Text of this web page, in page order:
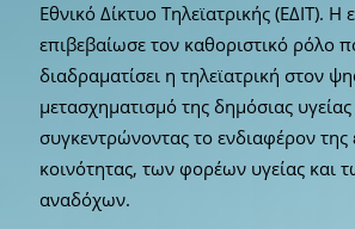
Εθνικό Δίκτυο Τηλεϊατρικής (ΕΔΙΤ).
επιβεβαίωσε τον καθοριστικό ρόλο
διαδραματίσει η τηλεϊατρική στον
μετασχηματισμό της δημόσιας
συγκεντρώνοντας το ενδιαφέρον της
κοινότητας, των φορέων υγείας και
αναδόχων.